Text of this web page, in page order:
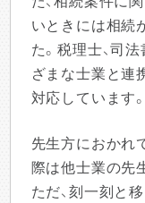
いときには相続
た。税理士、司
ざまな士業と連
対応しています。
先生方におかれ
際は他士業の先
ただ、刻一刻と